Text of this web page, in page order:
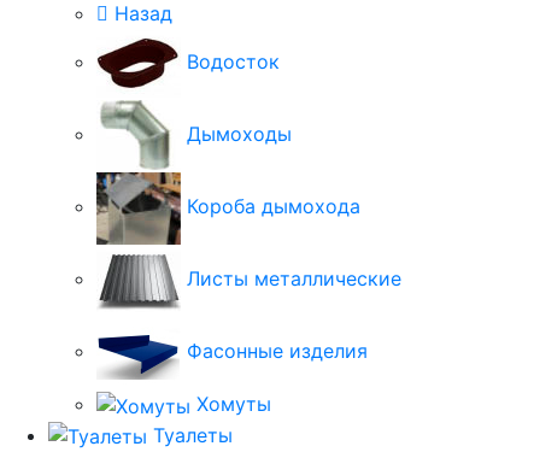
Назад
Водосток
Дымоходы
Короба дымохода
Листы металлические
Фасонные изделия
Хомуты
Туалеты